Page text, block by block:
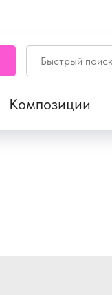
Композиции